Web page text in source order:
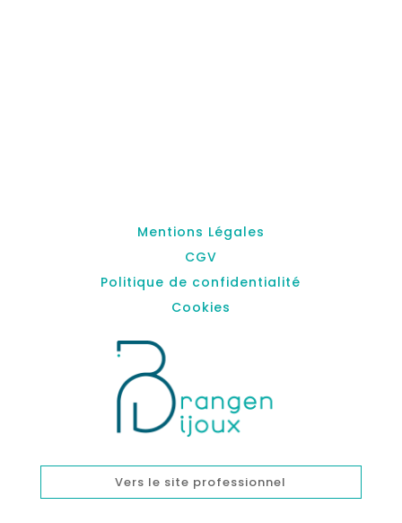
Mentions Légales
CGV
Politique de confidentialité
Cookies
Vers le site professionnel